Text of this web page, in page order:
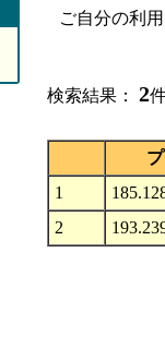
ご自分の利
検索結果： 2
1
2